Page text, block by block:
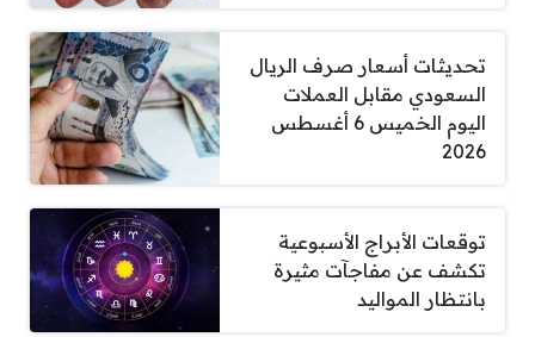
تحديثات أسعار صرف الريال
السعودي مقابل العملات
اليوم الخميس 6 أغسطس
2026
توقعات الأبراج الأسبوعية
تكشف عن مفاجآت مثيرة
بانتظار المواليد